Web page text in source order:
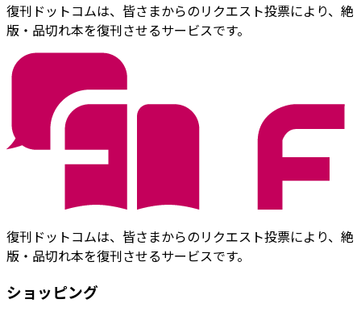
復刊ドットコムは、皆さまからのリクエスト投票により、絶
版・品切れ本を復刊させるサービスです。
復刊ドットコムは、皆さまからのリクエスト投票により、絶
版・品切れ本を復刊させるサービスです。
ショッピング